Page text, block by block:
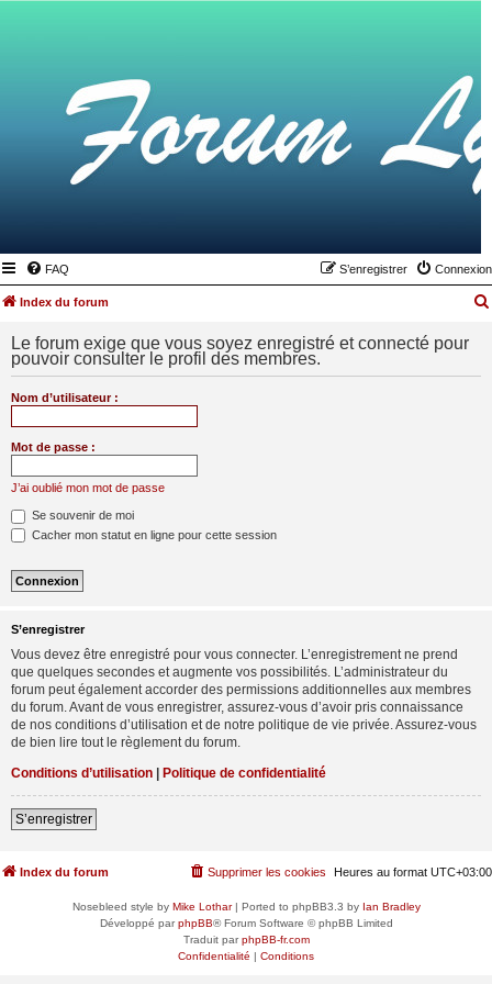
FAQ Connexion
S’enregistrer
Index du forum
Le forum exige que vous soyez enregistré et connecté pour
pouvoir consulter le profil des membres.
Nom d’utilisateur :
Mot de passe :
J’ai oublié mon mot de passe
Se souvenir de moi
Cacher mon statut en ligne pour cette session
S’enregistrer
Vous devez être enregistré pour vous connecter. L’enregistrement ne prend
que quelques secondes et augmente vos possibilités. L’administrateur du
forum peut également accorder des permissions additionnelles aux membres
du forum. Avant de vous enregistrer, assurez-vous d’avoir pris connaissance
de nos conditions d’utilisation et de notre politique de vie privée. Assurez-vous
de bien lire tout le règlement du forum.
Conditions d’utilisation | Politique de confidentialité
S’enregistrer
Index du forum Heures au format UTC+03:00
Supprimer les cookies
Nosebleed style by Mike Lothar| Ported to phpBB3.3 by Ian Bradley
Développé parphpBB® Forum Software © phpBB Limited
Traduit parphpBB-fr.com
Confidentialité | Conditions